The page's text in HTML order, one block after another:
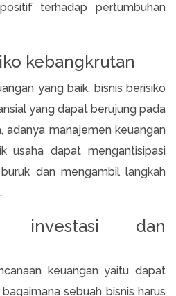
terhadap pertumbuhan
kebangkrutan
yang baik, bisnis berisiko
yang dapat berujung pada
adanya manajemen keuangan
usaha dapat mengantisipasi
dan mengambil langkah
investasi dan
keuangan yaitu dapat
sebuah bisnis harus